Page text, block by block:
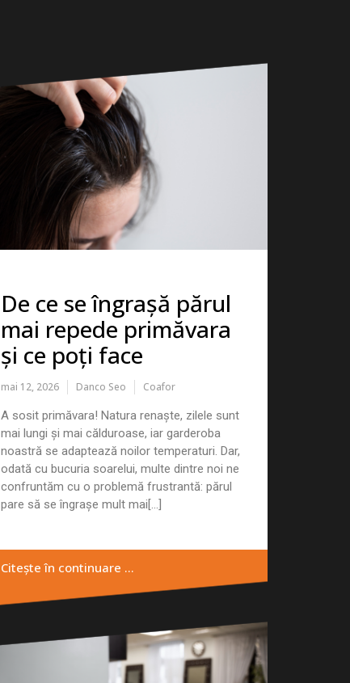
De ce se îngrașă părul
mai repede primăvara
și ce poți face
mai 12, 2026 Danco Seo Coafor
A sosit primăvara! Natura renaște, zilele sunt
mai lungi și mai călduroase, iar garderoba
noastră se adaptează noilor temperaturi. Dar,
odată cu bucuria soarelui, multe dintre noi ne
confruntăm cu o problemă frustrantă: părul
pare să se îngrașe mult mai[...]
Citește în continuare …